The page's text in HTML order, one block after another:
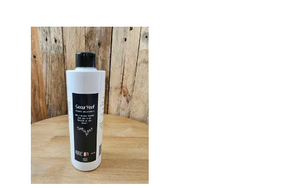
était :
31,09 €.
est :
25,00 €.